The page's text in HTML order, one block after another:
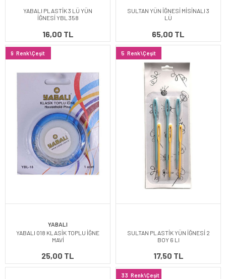
YABALI PLASTİK 3 LÜ YÜN
İĞNESİ YBL 358
16,00 TL
SULTAN YÜN İĞNESİ MİSİNALI 3
LÜ
65,00 TL
9 Renk\Çeşit
YABALI
YABALI 018 KLASİK TOPLU İĞNE
MAVİ
25,00 TL
5 Renk\Çeşit
SULTAN PLASTİK YÜN İĞNESİ 2
BOY 6 LI
17,50 TL
33 Renk\Çeşit